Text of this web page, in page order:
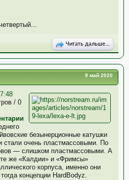
Читать дальше...
9 май 2020
/ 0
безынерционные катушки
стали очень пластмассовыми. По
— слишком пластмассовыми. А
же «Калдии» и «Фримсы»
корпуса, именно они
концепции HardBodyz.